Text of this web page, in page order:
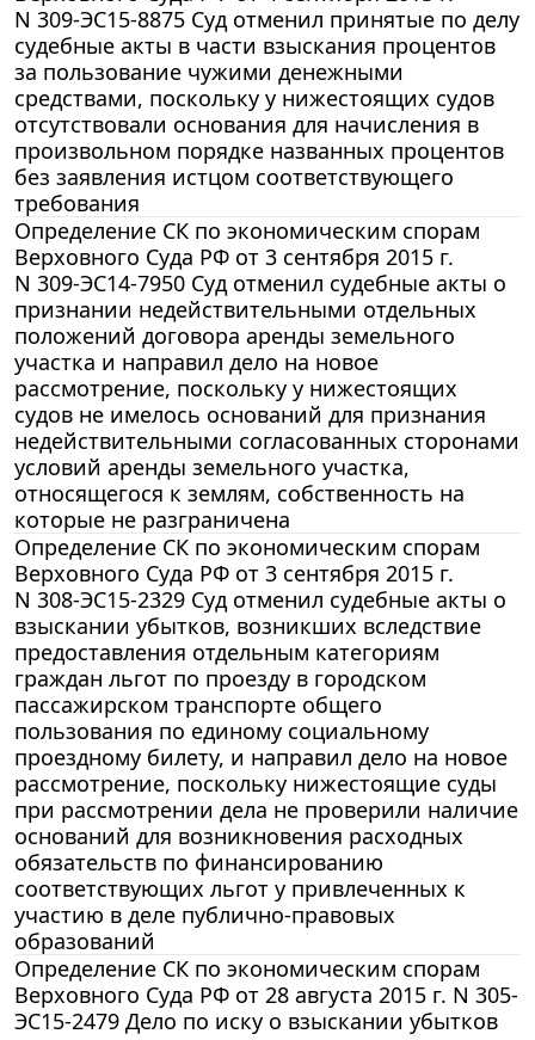
N 309-ЭС15-8875 Суд отменил принятые по делу
судебные акты в части взыскания процентов
за пользование чужими денежными
средствами, поскольку у нижестоящих судов
отсутствовали основания для начисления в
произвольном порядке названных процентов
без заявления истцом соответствующего
требования
Определение СК по экономическим спорам
Верховного Суда РФ от 3 сентября 2015 г.
N 309-ЭС14-7950 Суд отменил судебные акты о
признании недействительными отдельных
положений договора аренды земельного
участка и направил дело на новое
рассмотрение, поскольку у нижестоящих
судов не имелось оснований для признания
недействительными согласованных сторонами
условий аренды земельного участка,
относящегося к землям, собственность на
которые не разграничена
Определение СК по экономическим спорам
Верховного Суда РФ от 3 сентября 2015 г.
N 308-ЭС15-2329 Суд отменил судебные акты о
взыскании убытков, возникших вследствие
предоставления отдельным категориям
граждан льгот по проезду в городском
пассажирском транспорте общего
пользования по единому социальному
проездному билету, и направил дело на новое
рассмотрение, поскольку нижестоящие суды
при рассмотрении дела не проверили наличие
оснований для возникновения расходных
обязательств по финансированию
соответствующих льгот у привлеченных к
участию в деле публично-правовых
образований
Определение СК по экономическим спорам
Верховного Суда РФ от 28 августа 2015 г. N 305-
ЭС15-2479 Дело по иску о взыскании убытков